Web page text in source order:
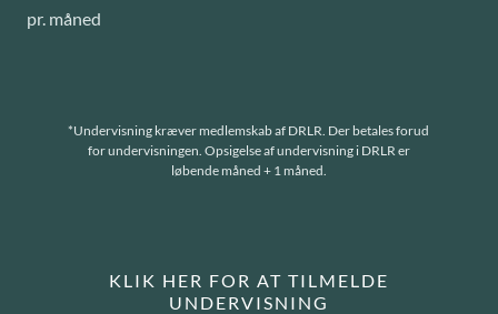
pr. måned
*Undervisning kræver medlemskab af DRLR. Der betales forud
for undervisningen. Opsigelse af undervisning i DRLR er
løbende måned + 1 måned.
KLIK HER FOR AT TILMELDE
UNDERVISNING